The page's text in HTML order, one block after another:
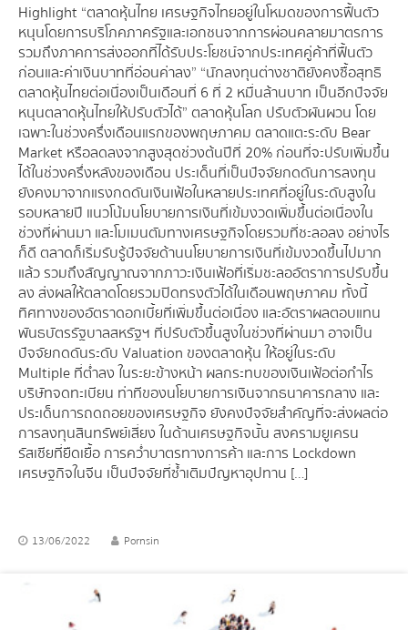
Highlight “ตลาดหุ้นไทย เศรษฐกิจไทยอยู่ในโหมดของการฟื้นตัว
หนุนโดยการบริโภคภาครัฐและเอกชนจากการผ่อนคลายมาตรการ
รวมถึงภาคการส่งออกที่ได้รับประโยชน์จากประเทศคู่ค้าที่ฟื้นตัว
ก่อนและค่าเงินบาทที่อ่อนค่าลง” “นักลงทุนต่างชาติยังคงซื้อสุทธิ
ตลาดหุ้นไทยต่อเนื่องเป็นเดือนที่ 6 ที่ 2 หมื่นล้านบาท เป็นอีกปัจจัย
หนุนตลาดหุ้นไทยให้ปรับตัวได้” ตลาดหุ้นโลก ปรับตัวผันผวน โดย
เฉพาะในช่วงครึ่งเดือนแรกของพฤษภาคม ตลาดแตะระดับ Bear
Market หรือลดลงจากสูงสุดช่วงต้นปีที่ 20% ก่อนที่จะปรับเพิ่มขึ้น
ได้ในช่วงครึ่งหลังของเดือน ประเด็นที่เป็นปัจจัยกดดันการลงทุน
ยังคงมาจากแรงกดดันเงินเฟ้อในหลายประเทศที่อยู่ในระดับสูงใน
รอบหลายปี แนวโน้มนโยบายการเงินที่เข้มงวดเพิ่มขึ้นต่อเนื่องใน
ช่วงที่ผ่านมา และโมเมนตัมทางเศรษฐกิจโดยรวมที่ชะลอลง อย่างไร
ก็ดี ตลาดก็เริ่มรับรู้ปัจจัยด้านนโยบายการเงินที่เข้มงวดขึ้นไปมาก
แล้ว รวมถึงสัญญาณจากภาวะเงินเฟ้อที่เริ่มชะลออัตราการปรับขึ้น
ลง ส่งผลให้ตลาดโดยรวมปิดทรงตัวได้ในเดือนพฤษภาคม ทั้งนี้
ทิศทางของอัตราดอกเบี้ยที่เพิ่มขึ้นต่อเนื่อง และอัตราผลตอบแทน
พันธบัตรรัฐบาลสหรัฐฯ ที่ปรับตัวขึ้นสูงในช่วงที่ผ่านมา อาจเป็น
ปัจจัยกดดันระดับ Valuation ของตลาดหุ้น ให้อยู่ในระดับ
Multiple ที่ต่ำลง ในระยะข้างหน้า ผลกระทบของเงินเฟ้อต่อกำไร
บริษัทจดทะเบียน ท่าทีของนโยบายการเงินจากธนาคารกลาง และ
ประเด็นการถดถอยของเศรษฐกิจ ยังคงปัจจัยสำคัญที่จะส่งผลต่อ
การลงทุนสินทรัพย์เสี่ยง ในด้านเศรษฐกิจนั้น สงครามยูเครน
รัสเซียที่ยืดเยื้อ การคว่ำบาตรทางการค้า และการ Lockdown
เศรษฐกิจในจีน เป็นปัจจัยที่ซ้ำเติมปัญหาอุปทาน […]
13/06/2022 Pornsin